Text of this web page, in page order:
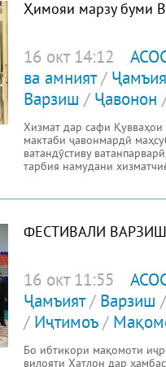
Ҳимояи марзу буми
16 окт 14:12
ва амният/
Варзиш / Ҷавонон
Хизмат дар сафи
мактаби ҷавонмардӣ
ватандӯстиву
тарбия намудани
ФЕСТИВАЛИ
16 окт 11:55
Ҷамъият/ Варзиш
/ Иҷтимоъ/
Бо ибтикори мақомоти
вилояти Хатлон дар